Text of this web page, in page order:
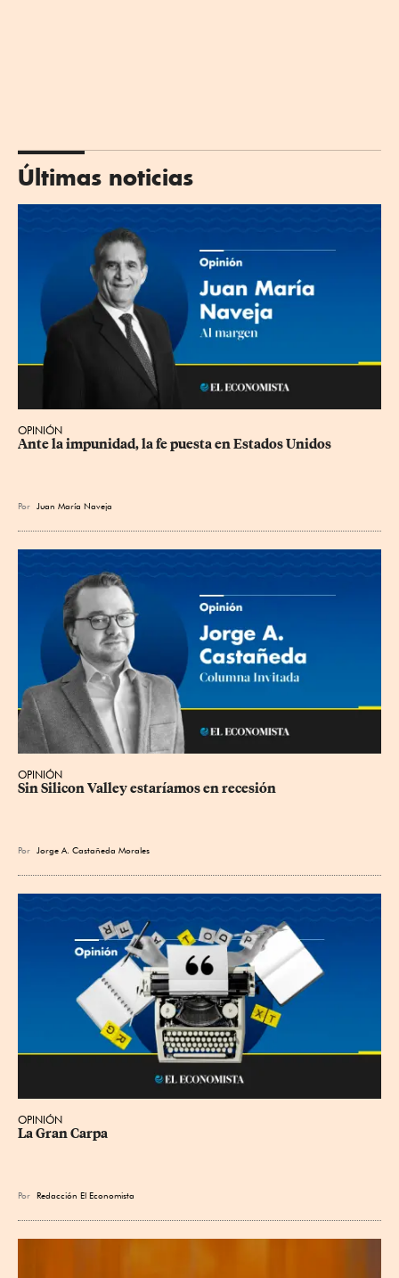
Últimas noticias
OPINIÓN
Ante la impunidad, la fe puesta en Estados Unidos
Por Juan María Naveja
OPINIÓN
Sin Silicon Valley estaríamos en recesión
Por Jorge A. Castañeda Morales
OPINIÓN
La Gran Carpa
Por Redacción El Economista